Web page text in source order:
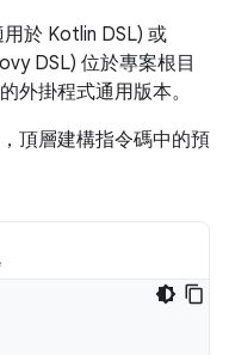
於 Kotlin DSL) 或
DSL) 位於專案根目
外掛程式通用版本。
頂層建構指令碼中的預